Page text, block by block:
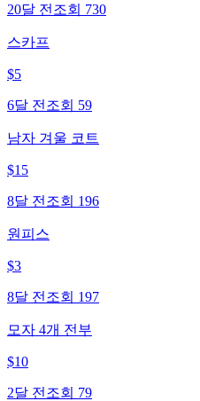
20달 전 조회 730
스카프
$5
6달 전 조회 59
남자 겨울 코트
$15
8달 전 조회 196
원피스
$3
8달 전 조회 197
모자 4개 전부
$10
2달 전 조회 79